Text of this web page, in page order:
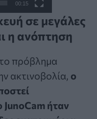
00:15
σε μεγάλες
η ανόπτηση
πρόβλημα
ακτινοβολία, ο
ήταν